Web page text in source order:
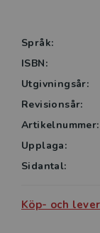
Språk:
ISBN:
Utgivningsår:
Revisionsår:
Artikelnummer:
Upplaga:
Sidantal:
Köp- och